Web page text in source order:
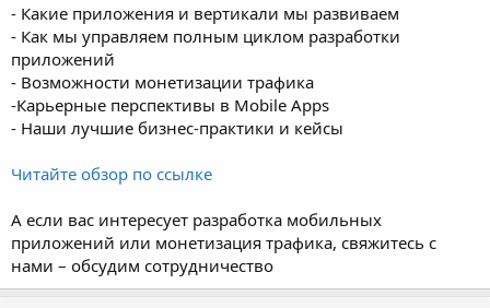
- Какие приложения и вертикали мы развиваем
- Как мы управляем полным циклом разработки
приложений
- Возможности монетизации трафика
-Карьерные перспективы в Mobile Apps
- Наши лучшие бизнес-практики и кейсы
Читайте обзор по ссылке
А если вас интересует разработка мобильных
приложений или монетизация трафика, свяжитесь с
нами – обсудим сотрудничество